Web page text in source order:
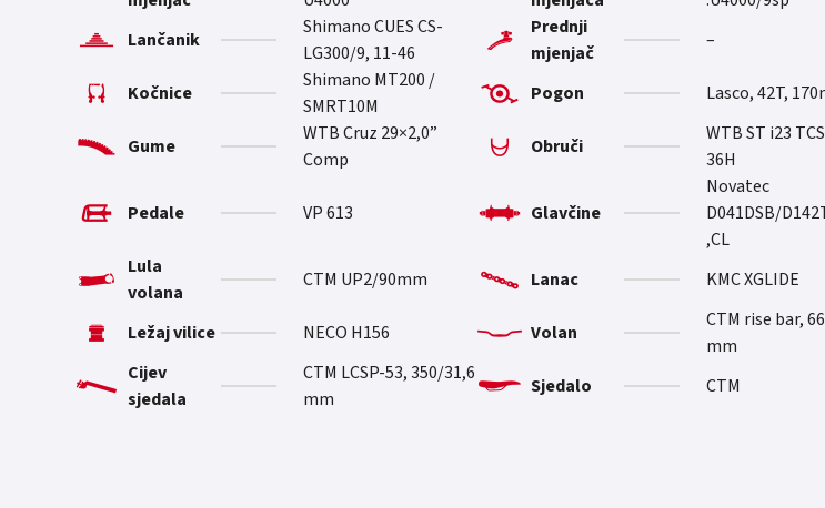
Prednji
mjenjač
–
Lančanik
Shimano CUES CS-
LG300/9, 11-46
Pogon
Lasco, 42T,
Kočnice
Shimano MT200 /
SMRT10M
Obruči
WTB ST i23
36H
Gume
WTB Cruz 29×2,0”
Comp
Glavčine
Novatec
D041DSB/
,CL
Pedale VP 613
Lanac KMC XGLIDE
Lula
volana
CTM UP2/90mm
Volan
CTM rise bar,
mm
Ležaj vilice NECO H156
Sjedalo CTM
Cijev
sjedala
CTM LCSP-53, 350/31,6
mm